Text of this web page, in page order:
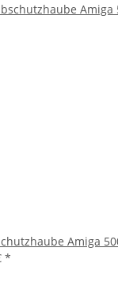
Amiga
*